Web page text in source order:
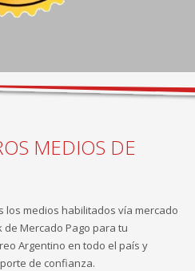
MEDIOS DE
los medios habilitados vía mercado
Mercado Pago para tu
Argentino en todo el país y
de confianza.